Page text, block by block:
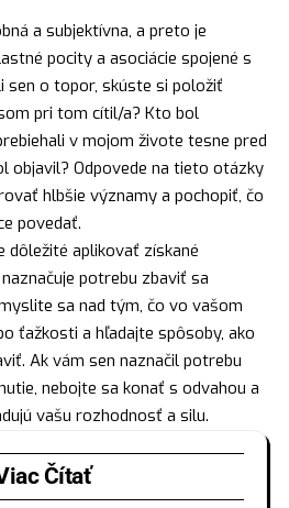
a subjektívna, a preto je
pocity a asociácie spojené s
sen o topor, skúste si položiť
pri tom cítil/a? Kto bol
v mojom živote tesne pred
objavil? Odpovede na tieto otázky
hlbšie významy a pochopiť, čo
povedať.
dôležité aplikovať získané
potrebu zbaviť sa
sa nad tým, čo vo vašom
ťažkosti a hľadajte spôsoby, ako
Ak vám sen naznačil potrebu
nebojte sa konať s odvahou a
vašu rozhodnosť a silu.
Čítať